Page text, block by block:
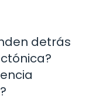
detrás